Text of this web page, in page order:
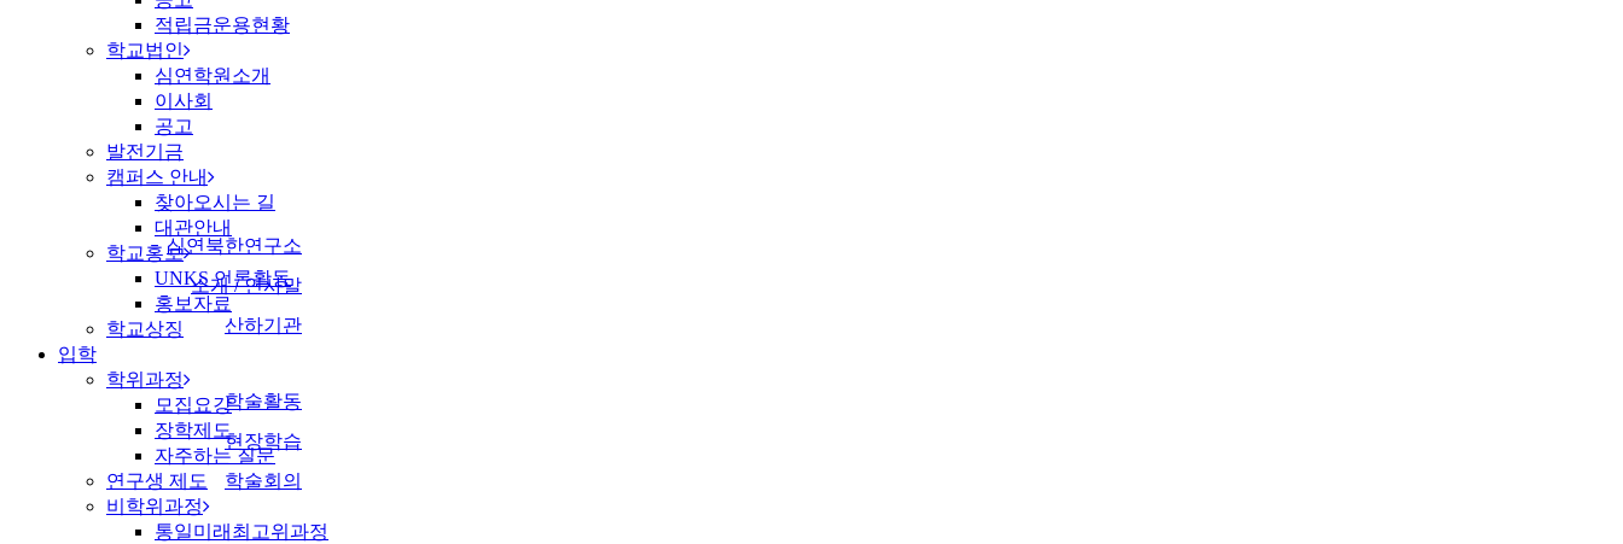
적립금운용현황
학교법인
심연학원소개
이사회
공고
발전기금
캠퍼스 안내
찾아오시는 길
대관안내
학교홍보
UNKS 언론활동
홍보자료
학교상징
입학
학위과정
모집요강
장학제도
자주하는 질문
연구생 제도
비학위과정
통일미래최고위과정
심연북한연구소
소개 / 인사말
산하기관
학술활동
현장학습
학술회의